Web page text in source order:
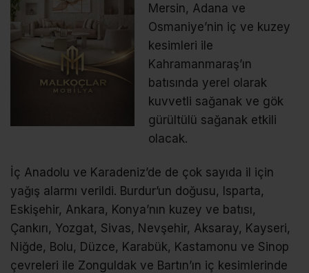
Mersin, Adana ve
Osmaniye’nin iç ve kuzey
kesimleri ile
Kahramanmaraş’ın
batısında yerel olarak
kuvvetli sağanak ve gök
gürültülü sağanak etkili
olacak.
İç Anadolu ve Karadeniz’de de çok sayıda il için
yağış alarmı verildi. Burdur’un doğusu, Isparta,
Eskişehir, Ankara, Konya’nın kuzey ve batısı,
Çankırı, Yozgat, Sivas, Nevşehir, Aksaray, Kayseri,
Niğde, Bolu, Düzce, Karabük, Kastamonu ve Sinop
çevreleri ile Zonguldak ve Bartın’ın iç kesimlerinde